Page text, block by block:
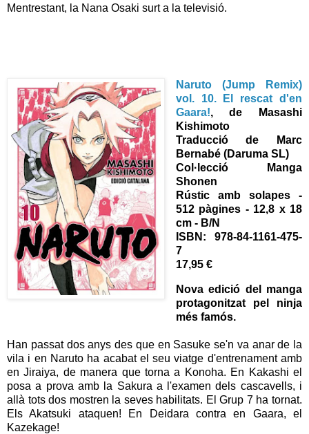
Mentrestant, la Nana Osaki surt a la televisió.
Naruto (Jump Remix)
vol. 10. El rescat d'en
Gaara!, de Masashi
Kishimoto
Traducció de Marc
Bernabé (Daruma SL)
Col·lecció Manga
Shonen
Rústic amb solapes -
512 pàgines - 12,8 x 18
cm - B/N
ISBN: 978-84-1161-475-
7
17,95 €
Nova edició del manga
protagonitzat pel ninja
més famós.
Han passat dos anys des que en Sasuke se'n va anar de la
vila i en Naruto ha acabat el seu viatge d'entrenament amb
en Jiraiya, de manera que torna a Konoha. En Kakashi el
posa a prova amb la Sakura a l'examen dels cascavells, i
allà tots dos mostren la seves habilitats. El Grup 7 ha tornat.
Els Akatsuki ataquen! En Deidara contra en Gaara, el
Kazekage!